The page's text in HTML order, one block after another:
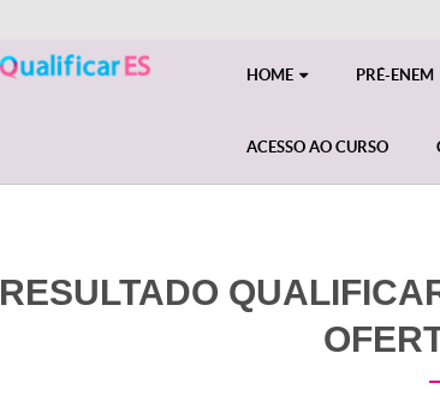
HOME PRÉ-ENEM
ACESSO AO CURSO
RESULTADO